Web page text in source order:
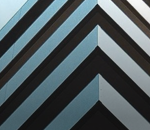
Locazione
Operativa
Ascensori